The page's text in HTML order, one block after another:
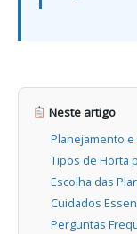
Neste artigo
Planejamento e
Tipos de Horta
Escolha das
Cuidados
Perguntas